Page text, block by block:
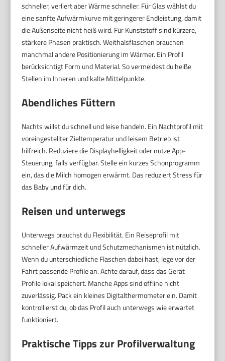
schneller, verliert aber Wärme schneller. Für Glas wählst du
eine sanfte Aufwärmkurve mit geringerer Endleistung, damit
die Außenseite nicht heiß wird. Für Kunststoff sind kürzere,
stärkere Phasen praktisch. Weithalsflaschen brauchen
manchmal andere Positionierung im Wärmer. Ein Profil
berücksichtigt Form und Material. So vermeidest du heiße
Stellen im Inneren und kalte Mittelpunkte.
Abendliches Füttern
Nachts willst du schnell und leise handeln. Ein Nachtprofil mit
voreingestellter Zieltemperatur und leisem Betrieb ist
hilfreich. Reduziere die Displayhelligkeit oder nutze App-
Steuerung, falls verfügbar. Stelle ein kurzes Schonprogramm
ein, das die Milch homogen erwärmt. Das reduziert Stress für
das Baby und für dich.
Reisen und unterwegs
Unterwegs brauchst du Flexibilität. Ein Reiseprofil mit
schneller Aufwärmzeit und Schutzmechanismen ist nützlich.
Wenn du unterschiedliche Flaschen dabei hast, lege vor der
Fahrt passende Profile an. Achte darauf, dass das Gerät
Profile lokal speichert. Manche Apps sind offline nicht
zuverlässig. Pack ein kleines Digitalthermometer ein. Damit
kontrollierst du, ob das Profil auch unterwegs wie erwartet
funktioniert.
Praktische Tipps zur Profilverwaltung